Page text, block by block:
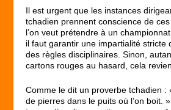
Il est urgent que les instances
tchadien prennent conscience de
l’on veut prétendre à un
il faut garantir une impartialité stricte
des règles disciplinaires. Sinon,
cartons rouges au hasard, cela
Comme le dit un proverbe tchadien :
de pierres dans le puits où l’on boit.